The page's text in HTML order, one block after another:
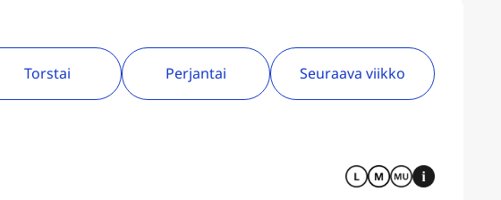
Torstai Perjantai Seuraava viikko